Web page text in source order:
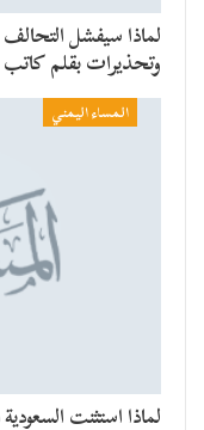
لماذا سيفشل
وتحذيرات بقلم
المساء اليمني
لماذا استثنت